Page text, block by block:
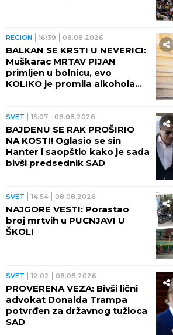
REGION 16:39 08.08.2026
BALKAN SE KRSTI U NEVERICI:
Muškarac MRTAV PIJAN
primljen u bolnicu, evo
KOLIKO je promila alkohola
SVET 15:07 08.08.2026
BAJDENU SE RAK PROŠIRIO
NA KOSTI! Oglasio se sin
Hanter i saopštio kako je sada
bivši predsednik SAD
SVET 14:54 08.08.2026
NAJGORE VESTI: Porastao
broj mrtvih u PUCNJAVI U
ŠKOLI
SVET 12:02 08.08.2026
PROVERENA VEZA: Bivši lični
advokat Donalda Trampa
potvrđen za državnog tužioca
SAD